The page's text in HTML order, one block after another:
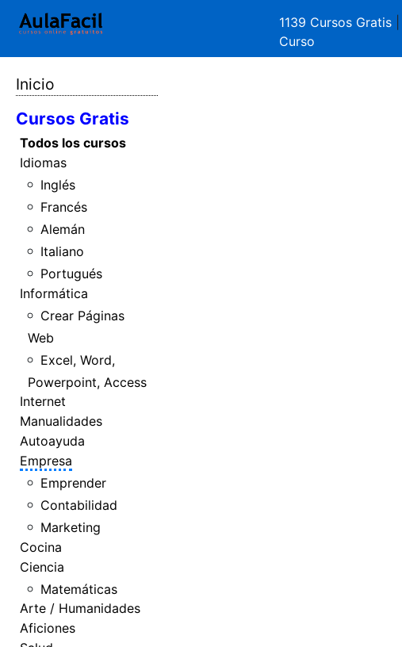
1139 Cursos Gratis
Curso
Inicio
Cursos Gratis
Todos los cursos
Idiomas
Inglés
Francés
Alemán
Italiano
Portugués
Informática
Crear Páginas
Web
Excel, Word,
Powerpoint, Access
Internet
Manualidades
Autoayuda
Empresa
Emprender
Contabilidad
Marketing
Cocina
Ciencia
Matemáticas
Arte / Humanidades
Aficiones